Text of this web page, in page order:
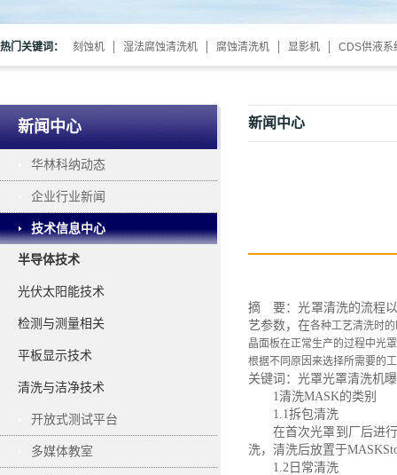
热门关键词： 刻蚀机 湿法腐蚀清洗机 腐蚀清洗机 显影机 CDS供液系
新闻中心
华林科纳动态
企业行业新闻
技术信息中心
半导体技术
光伏太阳能技术
检测与测量相关
平板显示技术
清洗与洁净技术
开放式测试平台
多媒体教室
新闻中心
摘 要：光罩清洗的流程以
艺参数，在各种工艺清洗时
晶面板在正常生产的过程中光
根据不同原因来选择所需要的
关键词：光罩光罩清洗机
1清洗MASK的类别
1.1拆包清洗
在首次光罩到厂后进
洗，清洗后放置于
1.2日常清洗